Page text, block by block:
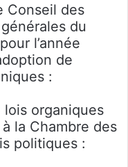
Conseil des
du
l’année
de
:
lois organiques
la Chambre des
politiques :